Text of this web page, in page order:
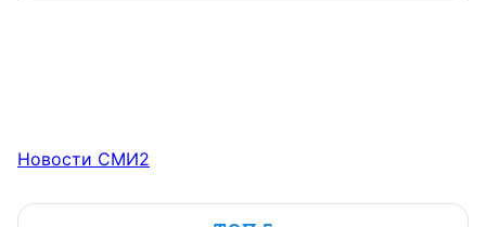
Новости СМИ2